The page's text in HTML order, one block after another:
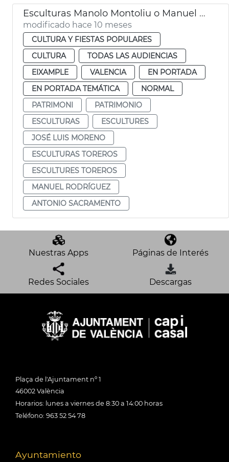
Esculturas Manolo Montoliu o Manuel Granero València
modificado hace 10 meses
CULTURA Y FIESTAS POPULARES
CULTURA
TODAS LAS AUDIENCIAS
EIXAMPLE
VALENCIA
EN PORTADA
EN PORTADA TEMÁTICA
NORMAL
PATRIMONI
PATRIMONIO
ESCULTURAS
ESCULTURES
JOSÉ LUIS MORENO
ESCULTURAS TOREROS
ESCULTURES TOREROS
MANUEL RODRÍGUEZ
ANTONIO SACRAMENTO
Nuestras Apps Páginas de Interés
Redes Sociales Descargas
Plaça de l'Ajuntament nº 1
46002 València
Horarios: lunes a viernes de 8:30 a 14:00 horas
Teléfono: 963 52 54 78
Ayuntamiento